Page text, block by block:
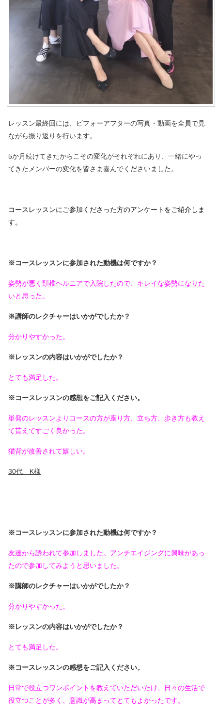
レッスン最終回には、ビフォーアフターの写真・動画を全員で見
ながら振り返りを行います。
5か月続けてきたからこその変化がそれぞれにあり、一緒にやっ
てきたメンバーの変化を皆さま喜んでくださいました。
コースレッスンにご参加くださった方のアンケートをご紹介しま
す。
※コースレッスンに参加された動機は何ですか？
姿勢が悪く頚椎ヘルニアで入院したので、キレイな姿勢になりた
いと思った。
※講師のレクチャーはいかがでしたか？
分かりやすかった。
※レッスンの内容はいかがでしたか？
とても満足した。
※コースレッスンの感想をご記入ください。
単発のレッスンよりコースの方が座り方、立ち方、歩き方も教え
て貰えてすごく良かった。
猫背が改善されて嬉しい。
30代 K様
※コースレッスンに参加された動機は何ですか？
友達から誘われて参加しました。アンチエイジングに興味があっ
たので参加してみようと思いました。
※講師のレクチャーはいかがでしたか？
分かりやすかった。
※レッスンの内容はいかがでしたか？
とても満足した。
※コースレッスンの感想をご記入ください。
日常で役立つワンポイントを教えていただいたけ、日々の生活で
役立つことが多く、意識が高まってとてもよかったです。